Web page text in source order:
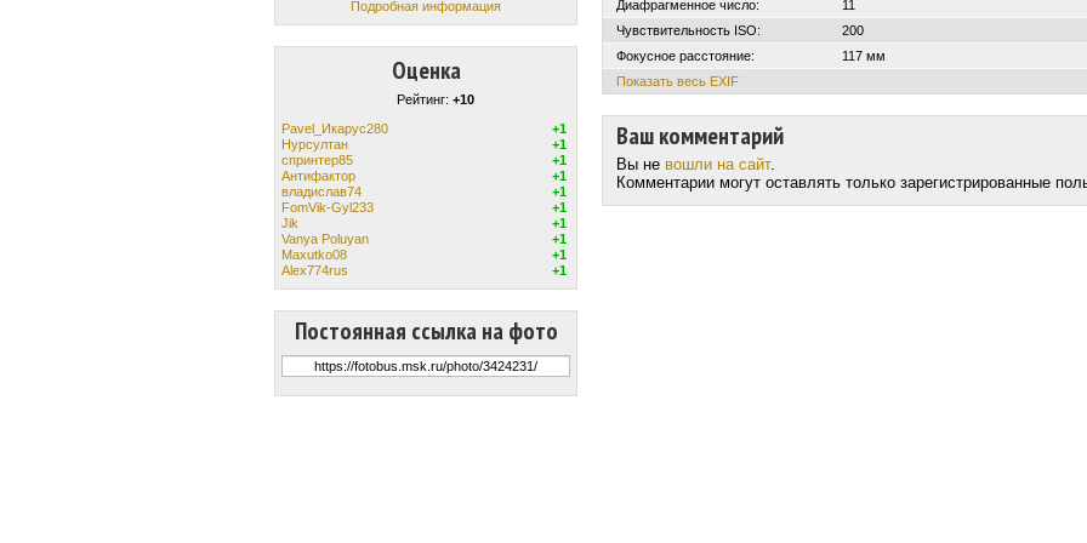
Подробная информация
Оценка
Рейтинг: +10
Pavel_Икарус280
+1
Нурсултан
+1
спринтер85
+1
Антифактор
+1
владислав74
+1
FomVik-Gyl233
+1
Jik
+1
Vanya Poluyan
+1
Maxutko08
+1
Alex774rus
+1
Постоянная ссылка на фото
Диафрагменное число:
11
Чувствительность ISO:
200
Фокусное расстояние:
117 мм
Показать весь EXIF
Ваш комментарий
Вы не вошли на сайт.
Комментарии могут оставлять только зарегистрированные